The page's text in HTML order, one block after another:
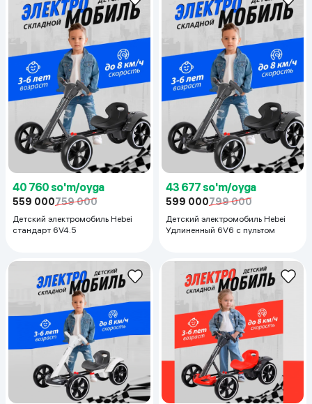
40 760 so'm/oyga
559 000759 000
Детский электромобиль Hebei
стандарт 6V4.5
43 677 so'm/oyga
599 000799 000
Детский электромобиль Hebei
Удлиненный 6V6 с пультом